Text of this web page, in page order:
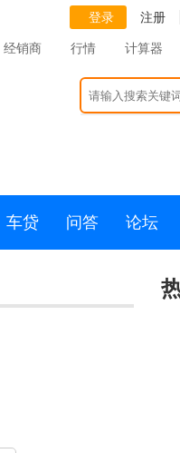
登录 注册
经销商 行情 计算器
车贷 问答 论坛